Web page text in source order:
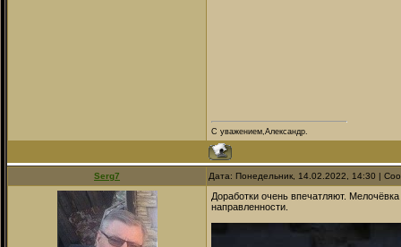
С уважением,Александр.
Serg7 Дата: Понедельник, 14.02.2022, 14:30 |
Доработки очень впечатляют.
направленности.